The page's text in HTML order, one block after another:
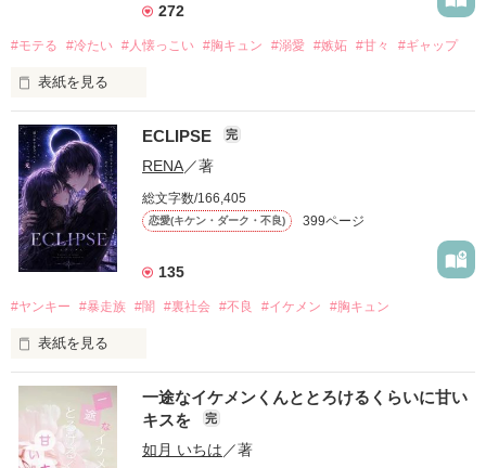
272
#モテる #冷たい #人懐っこい #胸キュン #溺愛 #嫉妬 #甘々 #ギャップ
表紙を見る
「好きだったから、別れを選んだ。」
モテる人を好きになるのが怖かった。
だから私は、中学時代に大好きだった彼を自分から振った。
もう会うことはないと思っていたのに、
高校生になって再会した彼は、隣の学校で”王子様”と呼ばれる
他の女の子には冷たいのに
私にだけ昔と変わらない笑顔を向けてくる。
「澪ちゃん。」
ECLIPSE 完
RENA／著
総文字数/166,405
恋愛(キケン・ダーク・不良) 399ページ
135
#ヤンキー #暴走族 #闇 #裏社会 #不良 #イケメン #胸キュン
表紙を見る
表紙画像はAIです
作品を読む
一途なイケメンくんととろけるくらいに甘い
キスを
完
如月 いちは ／著